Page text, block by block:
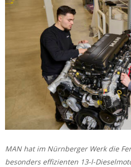
MAN hat im Nürnberger Werk die
besonders effizienten 13-l-